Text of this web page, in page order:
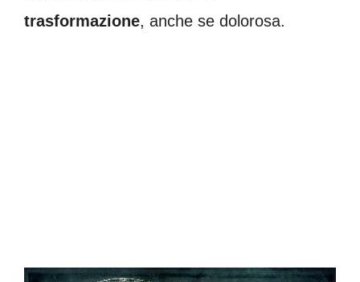
trasformazione, anche se dolorosa.